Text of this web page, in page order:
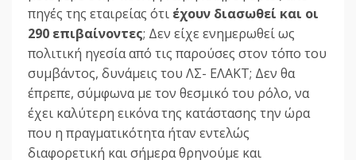
πηγές της εταιρείας ότι έχουν διασωθεί και οι
290 επιβαίνοντες; Δεν είχε ενημερωθεί ως
πολιτική ηγεσία από τις παρούσες στον τόπο του
συμβάντος, δυνάμεις του ΛΣ- ΕΛΑΚΤ; Δεν θα
έπρεπε, σύμφωνα με τον θεσμικό του ρόλο, να
έχει καλύτερη εικόνα της κατάστασης την ώρα
που η πραγματικότητα ήταν εντελώς
διαφορετική και σήμερα θρηνούμε και